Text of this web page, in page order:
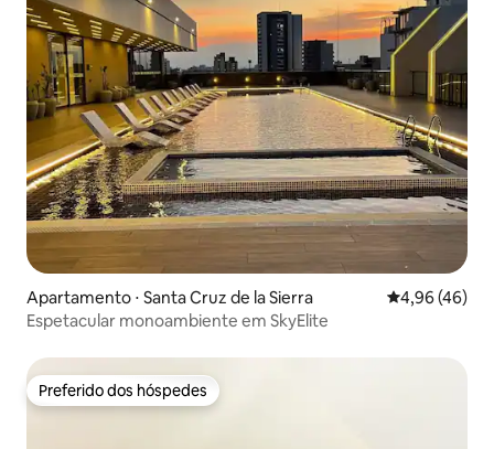
Apartamento ⋅ Santa Cruz de la Sierra 4,96 de uma
4,96 (46)
Espetacular monoambiente em SkyElite
Preferido dos hóspedes
Preferido dos hóspedes